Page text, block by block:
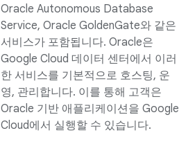
Oracle Autonomous Database
Service, Oracle GoldenGate와 같은
서비스가 포함됩니다. Oracle은
Google Cloud 데이터 센터에서 이러
한 서비스를 기본적으로 호스팅, 운
영, 관리합니다. 이를 통해 고객은
Oracle 기반 애플리케이션을 Google
Cloud에서 실행할 수 있습니다.